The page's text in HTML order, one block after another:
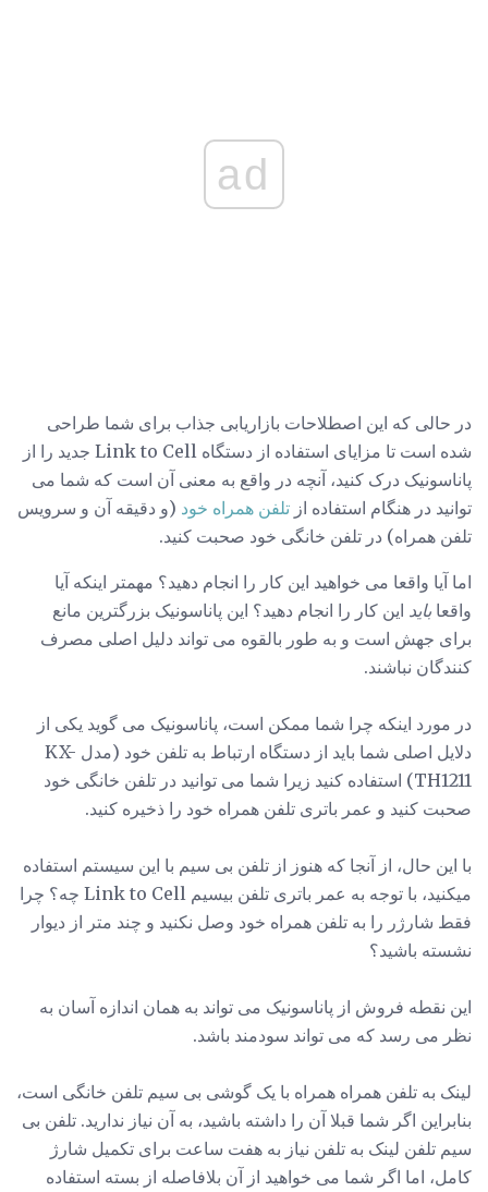
ad
در حالی که این اصطلاحات بازاریابی جذاب برای شما طراحی
شده است تا مزایای استفاده از دستگاه Link to Cell جدید را از
پاناسونیک درک کنید، آنچه در واقع به معنی آن است که شما می
توانید در هنگام استفاده از تلفن همراه خود (و دقیقه آن و سرویس
تلفن همراه) در تلفن خانگی خود صحبت کنید.
اما آیا واقعا می خواهید این کار را انجام دهید؟ مهمتر اینکه آیا
واقعا باید این کار را انجام دهید؟ این پاناسونیک بزرگترین مانع
برای جهش است و به طور بالقوه می تواند دلیل اصلی مصرف
کنندگان نباشند.
در مورد اینکه چرا شما ممکن است، پاناسونیک می گوید یکی از
دلایل اصلی شما باید از دستگاه ارتباط به تلفن خود (مدل KX-
TH1211) استفاده کنید زیرا شما می توانید در تلفن خانگی خود
صحبت کنید و عمر باتری تلفن همراه خود را ذخیره کنید.
با این حال، از آنجا که هنوز از تلفن بی سیم با این سیستم استفاده
میکنید، با توجه به عمر باتری تلفن بیسیم Link to Cell چه؟ چرا
فقط شارژر را به تلفن همراه خود وصل نکنید و چند متر از دیوار
نشسته باشید؟
این نقطه فروش از پاناسونیک می تواند به همان اندازه آسان به
نظر می رسد که می تواند سودمند باشد.
لینک به تلفن همراه همراه با یک گوشی بی سیم تلفن خانگی است،
بنابراین اگر شما قبلا آن را داشته باشید، به آن نیاز ندارید. تلفن بی
سیم تلفن لینک به تلفن نیاز به هفت ساعت برای تکمیل شارژ
کامل، اما اگر شما می خواهید از آن بلافاصله از بسته استفاده